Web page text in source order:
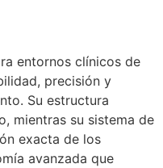
entornos clínicos de
precisión y
Su estructura
mientras su sistema de
exacta de los
avanzada que